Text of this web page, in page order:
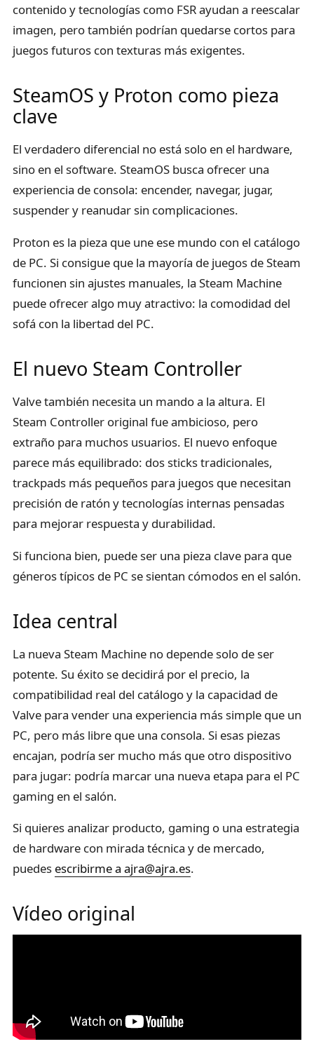
contenido y tecnologías como FSR ayudan a reescalar
imagen, pero también podrían quedarse cortos para
juegos futuros con texturas más exigentes.
SteamOS y Proton como pieza
clave
El verdadero diferencial no está solo en el hardware,
sino en el software. SteamOS busca ofrecer una
experiencia de consola: encender, navegar, jugar,
suspender y reanudar sin complicaciones.
Proton es la pieza que une ese mundo con el catálogo
de PC. Si consigue que la mayoría de juegos de Steam
funcionen sin ajustes manuales, la Steam Machine
puede ofrecer algo muy atractivo: la comodidad del
sofá con la libertad del PC.
El nuevo Steam Controller
Valve también necesita un mando a la altura. El
Steam Controller original fue ambicioso, pero
extraño para muchos usuarios. El nuevo enfoque
parece más equilibrado: dos sticks tradicionales,
trackpads más pequeños para juegos que necesitan
precisión de ratón y tecnologías internas pensadas
para mejorar respuesta y durabilidad.
Si funciona bien, puede ser una pieza clave para que
géneros típicos de PC se sientan cómodos en el salón.
Idea central
La nueva Steam Machine no depende solo de ser
potente. Su éxito se decidirá por el precio, la
compatibilidad real del catálogo y la capacidad de
Valve para vender una experiencia más simple que un
PC, pero más libre que una consola. Si esas piezas
encajan, podría ser mucho más que otro dispositivo
para jugar: podría marcar una nueva etapa para el PC
gaming en el salón.
Si quieres analizar producto, gaming o una estrategia
de hardware con mirada técnica y de mercado,
puedes escribirme a ajra@ajra.es.
Vídeo original